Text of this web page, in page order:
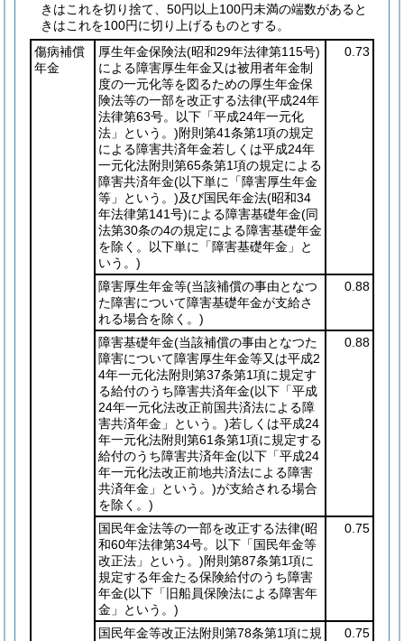
きはこれを切り捨て、50円以上100円未満の端数があると
きはこれを100円に切り上げるものとする。
傷病補償
年金
厚生年金保険法(昭和29年法律第115号)
による障害厚生年金又は被用者年金制
度の一元化等を図るための厚生年金保
険法等の一部を改正する法律(平成24年
法律第63号。以下「平成24年一元化
法」という。)附則第41条第1項の規定
による障害共済年金若しくは平成24年
一元化法附則第65条第1項の規定による
障害共済年金(以下単に「障害厚生年金
等」という。)及び国民年金法(昭和34
年法律第141号)による障害基礎年金(同
法第30条の4の規定による障害基礎年金
を除く。以下単に「障害基礎年金」と
いう。)
0.73
障害厚生年金等(当該補償の事由となつ
た障害について障害基礎年金が支給さ
れる場合を除く。)
0.88
障害基礎年金(当該補償の事由となつた
障害について障害厚生年金等又は平成2
4年一元化法附則第37条第1項に規定す
る給付のうち障害共済年金(以下「平成
24年一元化法改正前国共済法による障
害共済年金」という。)若しくは平成24
年一元化法附則第61条第1項に規定する
給付のうち障害共済年金(以下「平成24
年一元化法改正前地共済法による障害
共済年金」という。)が支給される場合
を除く。)
0.88
国民年金法等の一部を改正する法律(昭
和60年法律第34号。以下「国民年金等
改正法」という。)附則第87条第1項に
規定する年金たる保険給付のうち障害
年金(以下「旧船員保険法による障害年
金」という。)
0.75
国民年金等改正法附則第78条第1項に規
0.75